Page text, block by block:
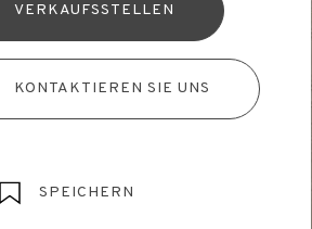
VERKAUFSSTELLEN
KONTAKTIEREN SIE UNS
SPEICHERN